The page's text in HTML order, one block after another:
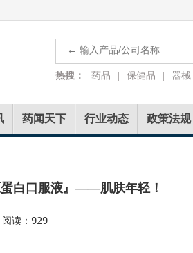
热搜： 药品 保健品 器械
药闻天下 行业动态 政策法规
白口服液』——肌肤年轻！
读：929